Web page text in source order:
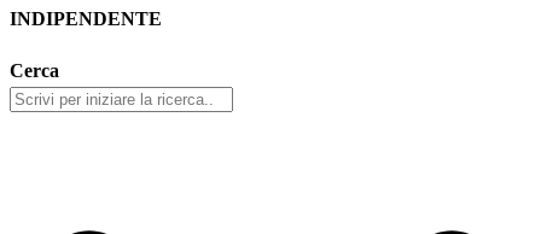
INDIPENDENTE
Cerca